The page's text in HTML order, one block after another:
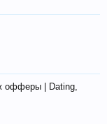
офферы | Dating,